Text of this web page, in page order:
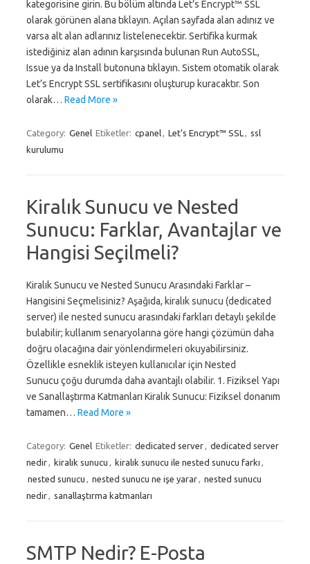
kategorisine girin. Bu bölüm altında Let’s Encrypt™ SSL
olarak görünen alana tıklayın. Açılan sayfada alan adınız ve
varsa alt alan adlarınız listelenecektir. Sertifika kurmak
istediğiniz alan adının karşısında bulunan Run AutoSSL,
Issue ya da Install butonuna tıklayın. Sistem otomatik olarak
Let’s Encrypt SSL sertifikasını oluşturup kuracaktır. Son
olarak… Read More »
Category: Genel Etiketler: cpanel, Let’s Encrypt™ SSL , ssl
kurulumu
Kiralık Sunucu ve Nested
Sunucu: Farklar, Avantajlar ve
Hangisi Seçilmeli?
Kiralık Sunucu ve Nested Sunucu Arasındaki Farklar –
Hangisini Seçmelisiniz? Aşağıda, kiralık sunucu (dedicated
server) ile nested sunucu arasındaki farkları detaylı şekilde
bulabilir; kullanım senaryolarına göre hangi çözümün daha
doğru olacağına dair yönlendirmeleri okuyabilirsiniz.
Özellikle esneklik isteyen kullanıcılar için Nested
Sunucu çoğu durumda daha avantajlı olabilir. 1. Fiziksel Yapı
ve Sanallaştırma Katmanları Kiralık Sunucu: Fiziksel donanım
tamamen… Read More »
Category: Genel Etiketler: dedicated server, dedicated server
nedir, kiralık sunucu , kiralık sunucu ile nested sunucu farkı ,
nested sunucu , nested sunucu ne işe yarar, nested sunucu
nedir, sanallaştırma katmanları
SMTP Nedir? E-Posta